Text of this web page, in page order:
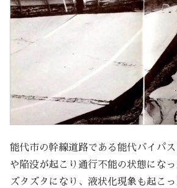
能代市の幹線道路である能代バイパ
や陥没が起こり通行不能の状態にな
ズタズタになり、液状化現象も起こ